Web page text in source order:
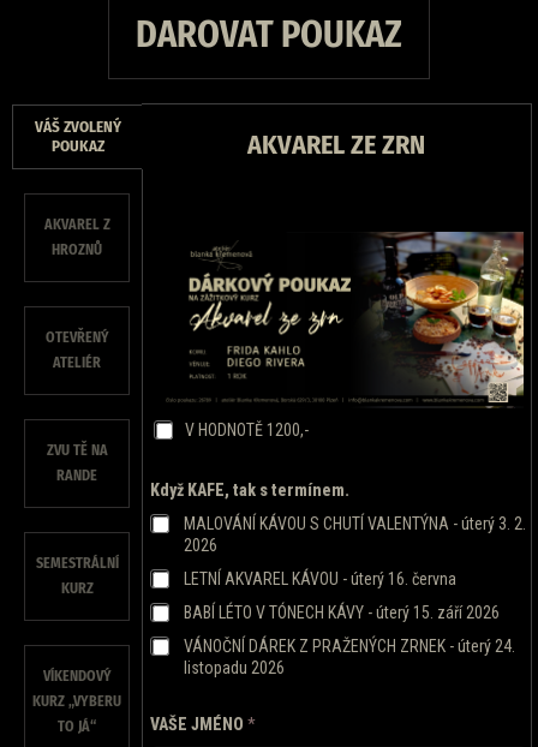
DAROVAT POUKAZ
VÁŠ ZVOLENÝ
POUKAZ
AKVAREL ZE ZRN
AKVAREL Z
HROZNŮ
OTEVŘENÝ
ATELIÉR
ZVU TĚ NA
RANDE
SEMESTRÁLNÍ
KURZ
VÍKENDOVÝ
KURZ „VYBERU
TO JÁ“
V HODNOTĚ 1200,-
Když KAFE, tak s termínem.
MALOVÁNÍ KÁVOU S CHUTÍ VALENTÝNA - úterý 3. 2.
2026
LETNÍ AKVAREL KÁVOU - úterý 16. června
BABÍ LÉTO V TÓNECH KÁVY - úterý 15. září 2026
VÁNOČNÍ DÁREK Z PRAŽENÝCH ZRNEK - úterý 24.
listopadu 2026
VAŠE JMÉNO*